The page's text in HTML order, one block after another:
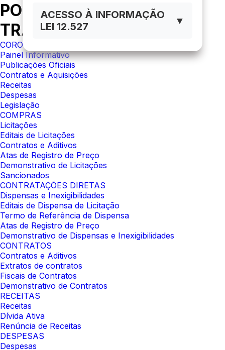
ACESSO À INFORMAÇÃO
LEI 12.527
▼
PORTAL DA
TRANSPARÊNCIA
CORONAVÍRUS
Painel Informativo
Publicações Oficiais
Contratos e Aquisições
Receitas
Despesas
Legislação
COMPRAS
Licitações
Editais de Licitações
Contratos e Aditivos
Atas de Registro de Preço
Demonstrativo de Licitações
Sancionados
CONTRATAÇÕES DIRETAS
Dispensas e Inexigibilidades
Editais de Dispensa de Licitação
Termo de Referência de Dispensa
Atas de Registro de Preço
Demonstrativo de Dispensas e Inexigibilidades
CONTRATOS
Contratos e Aditivos
Extratos de contratos
Fiscais de Contratos
Demonstrativo de Contratos
RECEITAS
Receitas
Dívida Ativa
Renúncia de Receitas
DESPESAS
Despesas